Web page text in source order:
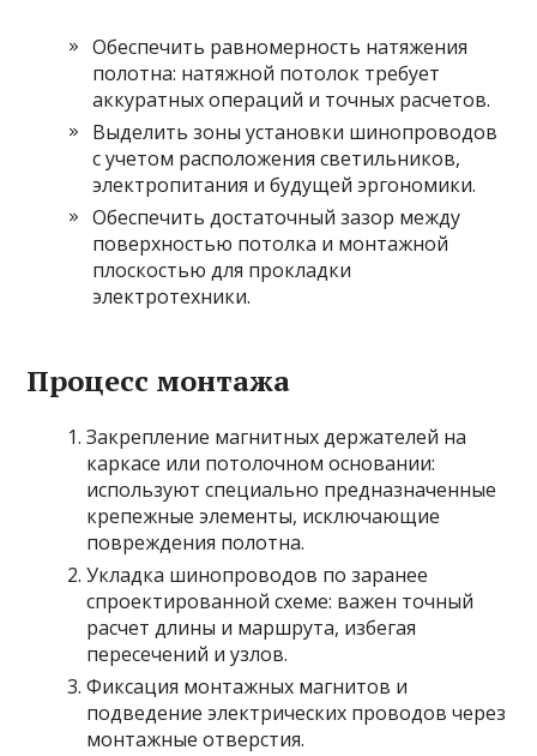
Обеспечить равномерность натяжения
полотна: натяжной потолок требует
аккуратных операций и точных расчетов.
Выделить зоны установки шинопроводов
с учетом расположения светильников,
электропитания и будущей эргономики.
Обеспечить достаточный зазор между
поверхностью потолка и монтажной
плоскостью для прокладки
электротехники.
Процесс монтажа
Закрепление магнитных держателей на
каркасе или потолочном основании:
используют специально предназначенные
крепежные элементы, исключающие
повреждения полотна.
Укладка шинопроводов по заранее
спроектированной схеме: важен точный
расчет длины и маршрута, избегая
пересечений и узлов.
Фиксация монтажных магнитов и
подведение электрических проводов через
монтажные отверстия.